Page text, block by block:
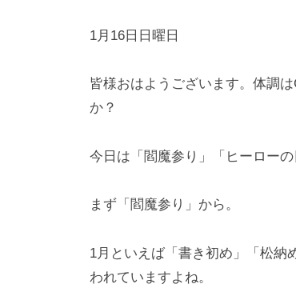
i
a
y
m
の
メ
1月16日日曜日
皆様おはようございます。体調
か？
今日は「閻魔参り」「ヒーローの
まず「閻魔参り」から。
1月といえば「書き初め」「松納
われていますよね。